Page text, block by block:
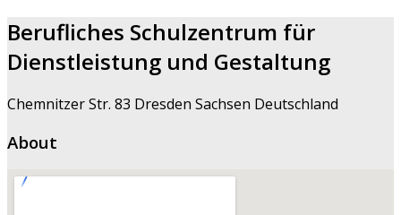
Berufliches Schulzentrum für
Dienstleistung und Gestaltung
Chemnitzer Str. 83 Dresden Sachsen Deutschland
About